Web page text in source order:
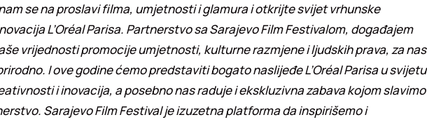
se na proslavi filma, umjetnosti i glamura i otkrijte svijet vrhunske
L’Oréal Parisa. Partnerstvo sa Sarajevo Film Festivalom, događajem
vrijednosti promocije umjetnosti, kulturne razmjene i ljudskih prava, za nas
I ove godine ćemo predstaviti bogato naslijeđe L’Oréal Parisa u svijetu
i inovacija, a posebno nas raduje i ekskluzivna zabava kojom slavimo
Sarajevo Film Festival je izuzetna platforma da inspirišemo i